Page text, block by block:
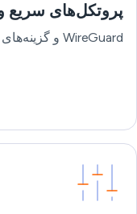
پروتکل‌های سریع
WireGuard و گزینه‌های دیگر تاخیر را به حداقل می‌رسانند.